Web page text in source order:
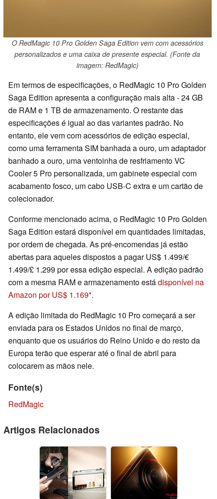
O RedMagic 10 Pro Golden Saga Edition vem com acessórios
personalizados e uma caixa de presente especial. (Fonte da
imagem: RedMagic)
Em termos de especificações, o RedMagic 10 Pro Golden
Saga Edition apresenta a configuração mais alta - 24 GB
de RAM e 1 TB de armazenamento. O restante das
especificações é igual ao das variantes padrão. No
entanto, ele vem com acessórios de edição especial,
como uma ferramenta SIM banhada a ouro, um adaptador
banhado a ouro, uma ventoinha de resfriamento VC
Cooler 5 Pro personalizada, um gabinete especial com
acabamento fosco, um cabo USB-C extra e um cartão de
colecionador.
Conforme mencionado acima, o RedMagic 10 Pro Golden
Saga Edition estará disponível em quantidades limitadas,
por ordem de chegada. As pré-encomendas já estão
abertas para aqueles dispostos a pagar US$ 1.499/€
1.499/£ 1.299 por essa edição especial. A edição padrão
com a mesma RAM e armazenamento estádisponível na
Amazon por US$ 1.169 .
A edição limitada do RedMagic 10 Pro começará a ser
enviada para os Estados Unidos no final de março,
enquanto que os usuários do Reino Unido e do resto da
Europa terão que esperar até o final de abril para
colocarem as mãos nele.
Fonte(s)
RedMagic
Artigos Relacionados